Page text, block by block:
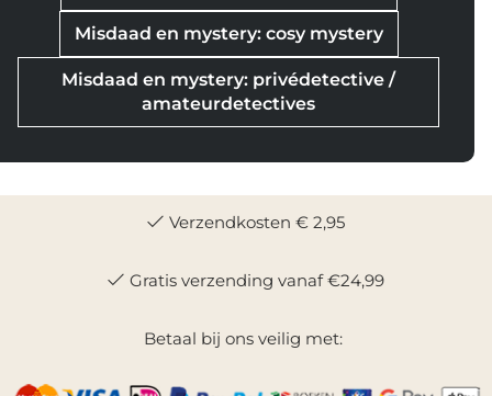
Misdaad en mystery: cosy mystery
Misdaad en mystery: privédetective /
amateurdetectives
Verzendkosten € 2,95
Gratis verzending vanaf €24,99
Betaal bij ons veilig met: